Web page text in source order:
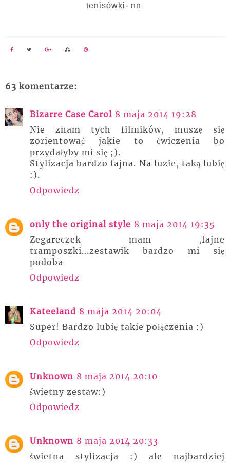
tenisówki- nn
63 komentarze:
Bizarre Case Carol 8 maja 2014 19:28
Nie znam tych filmików, muszę się
zorientować jakie to ćwiczenia bo
przydałyby mi się ;).
Stylizacja bardzo fajna. Na luzie, taką lubię
:).
Odpowiedz
only the original style 8 maja 2014 19:35
Zegareczek mam ,fajne
tramposzki...zestawik bardzo mi się
podoba
Odpowiedz
Kateeland 8 maja 2014 20:04
Super! Bardzo lubię takie połączenia :)
Odpowiedz
Unknown 8 maja 2014 20:10
świetny zestaw:)
Odpowiedz
Unknown 8 maja 2014 20:33
świetna stylizacja :) ale najbardziej